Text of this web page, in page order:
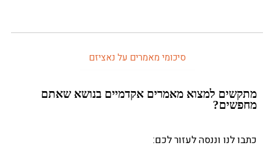
סיכומי מאמרים על נאציזם
למצוא מאמרים אקדמיים בנושא שאתם
לנו וננסה לעזור לכם: